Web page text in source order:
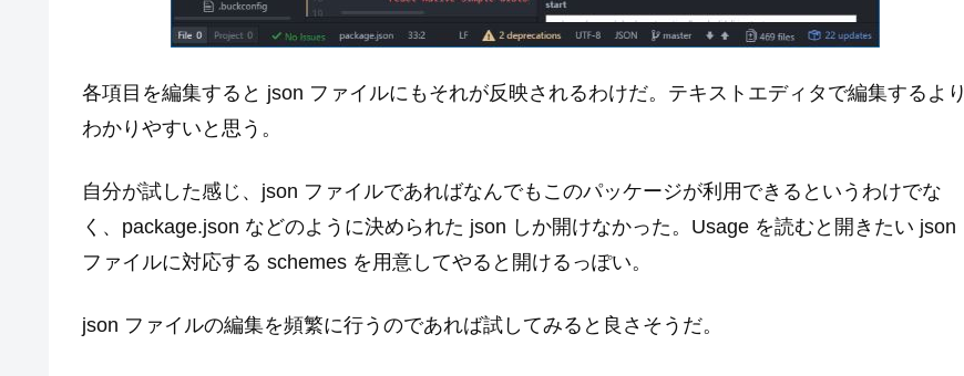
各項目を編集すると json ファイルにもそれが反映されるわけだ。テキストエディタで編集するより
わかりやすいと思う。
自分が試した感じ、json ファイルであればなんでもこのパッケージが利用できるというわけでな
く、package.json などのように決められた json しか開けなかった。Usage を読むと開きたい json
ファイルに対応する schemes を用意してやると開けるっぽい。
json ファイルの編集を頻繁に行うのであれば試してみると良さそうだ。